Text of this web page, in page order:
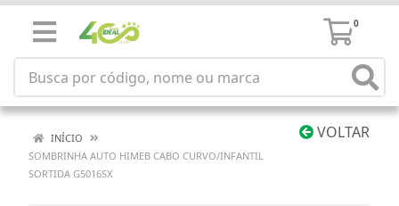
0
VOLTAR
INÍCIO
SOMBRINHA AUTO HIMEB CABO CURVO/INFANTIL
SORTIDA G5016SX